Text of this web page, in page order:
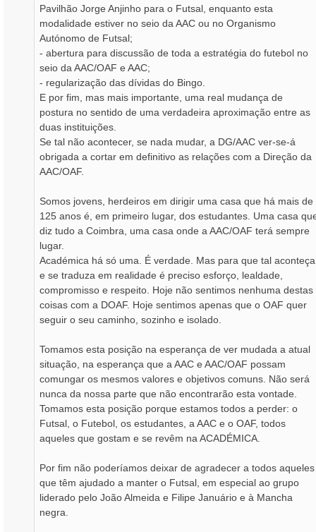
Pavilhão Jorge Anjinho para o Futsal, enquanto esta
modalidade estiver no seio da AAC ou no Organismo
Autónomo de Futsal;
- abertura para discussão de toda a estratégia do futebol no
seio da AAC/OAF e AAC;
- regularização das dívidas do Bingo.
E por fim, mas mais importante, uma real mudança de
postura no sentido de uma verdadeira aproximação entre as
duas instituições.
Se tal não acontecer, se nada mudar, a DG/AAC ver-se-á
obrigada a cortar em definitivo as relações com a Direção da
AAC/OAF.
Somos jovens, herdeiros em dirigir uma casa que há mais de
125 anos é, em primeiro lugar, dos estudantes. Uma casa
diz tudo a Coimbra, uma casa onde a AAC/OAF terá sempre
lugar.
Académica há só uma. É verdade. Mas para que tal aconteça
e se traduza em realidade é preciso esforço, lealdade,
compromisso e respeito. Hoje não sentimos nenhuma destas
coisas com a DOAF. Hoje sentimos apenas que o OAF quer
seguir o seu caminho, sozinho e isolado.
Tomamos esta posição na esperança de ver mudada a atual
situação, na esperança que a AAC e AAC/OAF possam
comungar os mesmos valores e objetivos comuns. Não será
nunca da nossa parte que não encontrarão esta vontade.
Tomamos esta posição porque estamos todos a perder: o
Futsal, o Futebol, os estudantes, a AAC e o OAF, todos
aqueles que gostam e se revêm na ACADÉMICA.
Por fim não poderíamos deixar de agradecer a todos aqueles
que têm ajudado a manter o Futsal, em especial ao grupo
liderado pelo João Almeida e Filipe Januário e à Mancha
negra.